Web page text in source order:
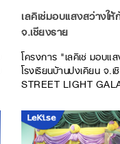
เลคิเซ่มอบแสงสว่างใ
จ.เชียงราย
โครงการ "เลคิเซ่ มอบ
โรงเรียนบ้านปงเคียน จ
STREET LIGHT